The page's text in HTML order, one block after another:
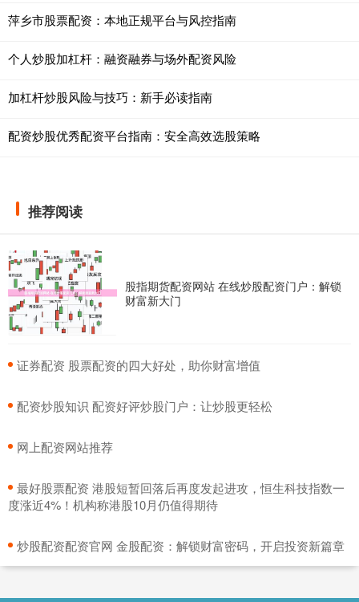
萍乡市股票配资：本地正规平台与风控指南
个人炒股加杠杆：融资融券与场外配资风险
加杠杆炒股风险与技巧：新手必读指南
配资炒股优秀配资平台指南：安全高效选股策略
推荐阅读
股指期货配资网站 在线炒股配资门户：解锁
财富新大门
​证券配资 股票配资的四大好处，助你财富增值
​配资炒股知识 配资好评炒股门户：让炒股更轻松
​网上配资网站推荐
​最好股票配资 港股短暂回落后再度发起进攻，恒生科技指数一
度涨近4%！机构称港股10月仍值得期待
​炒股配资配资官网 金股配资：解锁财富密码，开启投资新篇章